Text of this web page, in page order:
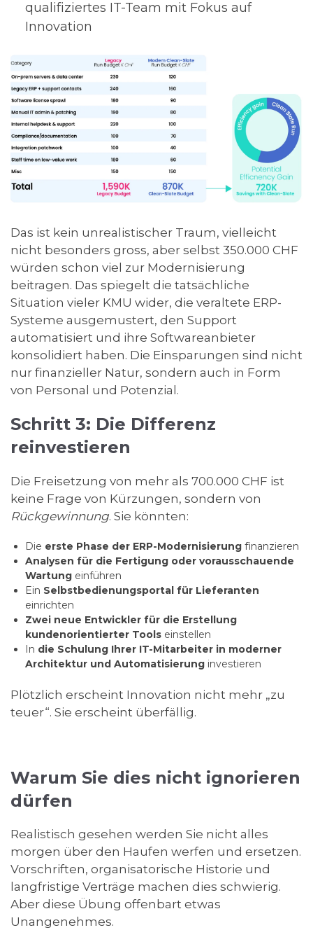
qualifiziertes IT-Team mit Fokus auf
Innovation
Das ist kein unrealistischer Traum, vielleicht
nicht besonders gross, aber selbst 350.000 CHF
würden schon viel zur Modernisierung
beitragen. Das spiegelt die tatsächliche
Situation vieler KMU wider, die veraltete ERP-
Systeme ausgemustert, den Support
automatisiert und ihre Softwareanbieter
konsolidiert haben. Die Einsparungen sind nicht
nur finanzieller Natur, sondern auch in Form
von Personal und Potenzial.
Schritt 3: Die Differenz
reinvestieren
Die Freisetzung von mehr als 700.000 CHF ist
keine Frage von Kürzungen, sondern von
Rückgewinnung. Sie könnten:
Die erste Phase der ERP-Modernisierung finanzieren
Analysen für die Fertigung oder vorausschauende
Wartung einführen
Ein Selbstbedienungsportal für Lieferanten
einrichten
Zwei neue Entwickler für die Erstellung
kundenorientierter Tools einstellen
In die Schulung Ihrer IT-Mitarbeiter in moderner
Architektur und Automatisierung investieren
Plötzlich erscheint Innovation nicht mehr „zu
teuer“. Sie erscheint überfällig.
Warum Sie dies nicht ignorieren
dürfen
Realistisch gesehen werden Sie nicht alles
morgen über den Haufen werfen und ersetzen.
Vorschriften, organisatorische Historie und
langfristige Verträge machen dies schwierig.
Aber diese Übung offenbart etwas
Unangenehmes.